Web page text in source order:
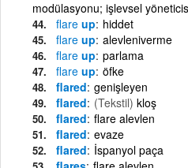
modülasyonu; işlevsel
flare up hiddet
flare up alevleniverme
flare up parlama
flare up öfke
flared genişleyen
flared (Tekstil) kloş
flared flare alevlen
flared evaze
flared İspanyol paça